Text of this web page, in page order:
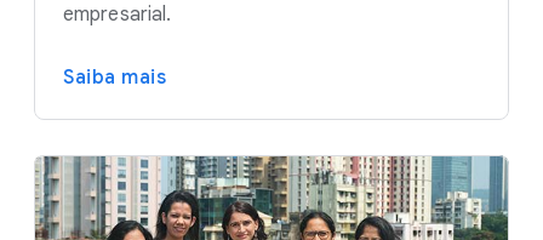
empresarial.
Saiba mais